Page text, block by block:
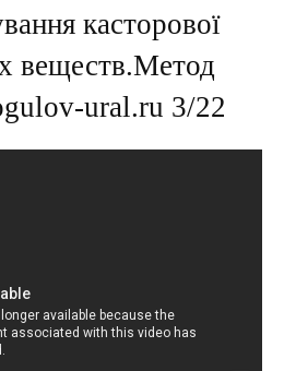
касторової
веществ.Метод
ural.ru 3/22